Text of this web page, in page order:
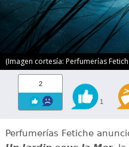
(Imagen cortesía: Perfumerías
2
1
Perfumerías Fetiche